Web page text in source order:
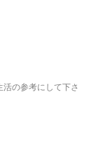
の参考にして下さ